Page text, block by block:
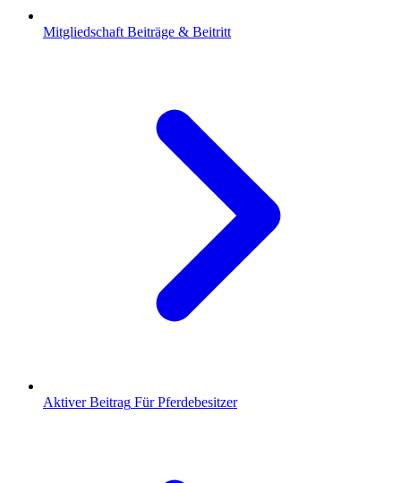
Mitgliedschaft Beiträge & Beitritt
Aktiver Beitrag Für Pferdebesitzer